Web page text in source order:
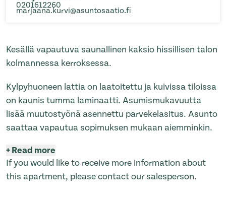
0201612260
marjaana.kurvi@asuntosaatio.fi
Kesällä vapautuva saunallinen kaksio hissillisen talon
kolmannessa kerroksessa.
Kylpyhuoneen lattia on laatoitettu ja kuivissa tiloissa
on kaunis tumma laminaatti. Asumismukavuutta
lisää muutostyönä asennettu parvekelasitus. Asunto
saattaa vapautua sopimuksen mukaan aiemminkin.
+Read more
If you would like to receive more information about
this apartment, please contact our salesperson.